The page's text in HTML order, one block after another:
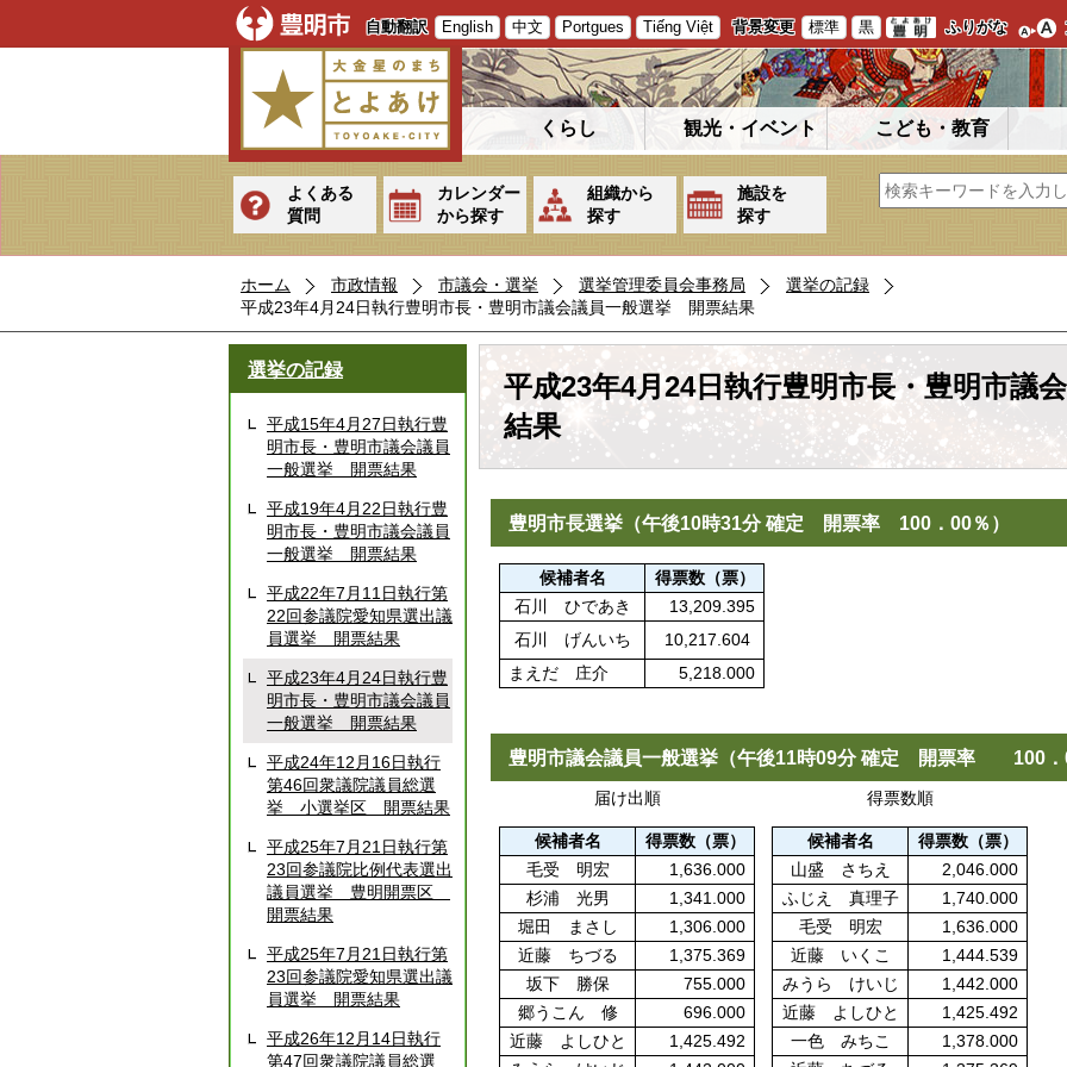
自動翻訳 English 中文 Portgues Tiếng Việt 背景変更 標準 黒 ふりがな
くらし 観光・イベント こども・教育
よくある
質問
カレンダー
から探す
組織から
探す
施設を
探す
ホーム 市政情報 市議会・選挙 選挙管理委員会事務局
選挙の記録
平成23年4月24日執行豊明市長・豊明市議会議員一般選挙 開票結果
選挙の記録
平成15年4月27日執行豊
明市長・豊明市議会議員
一般選挙 開票結果
平成19年4月22日執行豊
明市長・豊明市議会議員
一般選挙 開票結果
平成22年7月11日執行第
22回参議院愛知県選出議
員選挙 開票結果
平成23年4月24日執行豊
明市長・豊明市議会議員
一般選挙 開票結果
平成24年12月16日執行
第46回衆議院議員総選
挙 小選挙区 開票結果
平成25年7月21日執行第
23回参議院比例代表選出
議員選挙 豊明開票区
開票結果
平成25年7月21日執行第
23回参議院愛知県選出議
員選挙 開票結果
平成26年12月14日執行
第47回衆議院議員総選
平成23年4月24日執行豊明市長・豊明市議
結果
豊明市長選挙（午後10時31分 確定 開票率 100．00％）
候補者名
得票数（票）
石川 ひであき
13,209.395
石川 げんいち
10,217.604
まえだ 庄介
5,218.000
豊明市議会議員一般選挙（午後11時09分 確定 開票率 100．
届け出順
候補者名
得票数（票）
毛受 明宏
1,636.000
杉浦 光男
1,341.000
堀田 まさし
1,306.000
近藤 ちづる
1,375.369
坂下 勝保
755.000
郷うこん 修
696.000
近藤 よしひと
1,425.492
得票数順
候補者名
得票数（票）
山盛 さちえ
2,046.000
ふじえ 真理子
1,740.000
毛受 明宏
1,636.000
近藤 いくこ
1,444.539
みうら けいじ
1,442.000
近藤 よしひと
1,425.492
一色 みちこ
1,378.000